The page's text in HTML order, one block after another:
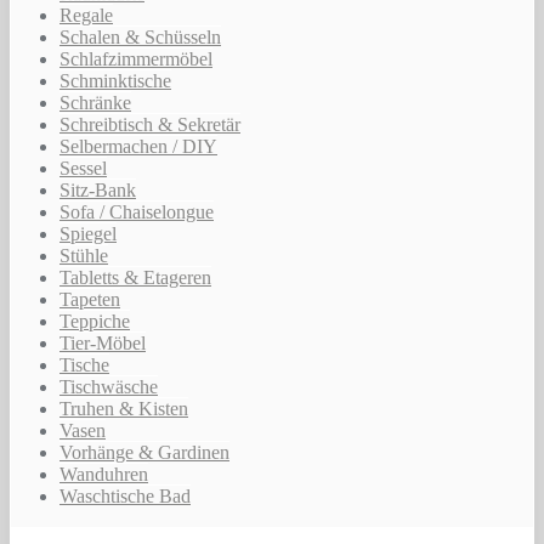
Regale
Schalen & Schüsseln
Schlafzimmermöbel
Schminktische
Schränke
Schreibtisch & Sekretär
Selbermachen / DIY
Sessel
Sitz-Bank
Sofa / Chaiselongue
Spiegel
Stühle
Tabletts & Etageren
Tapeten
Teppiche
Tier-Möbel
Tische
Tischwäsche
Truhen & Kisten
Vasen
Vorhänge & Gardinen
Wanduhren
Waschtische Bad